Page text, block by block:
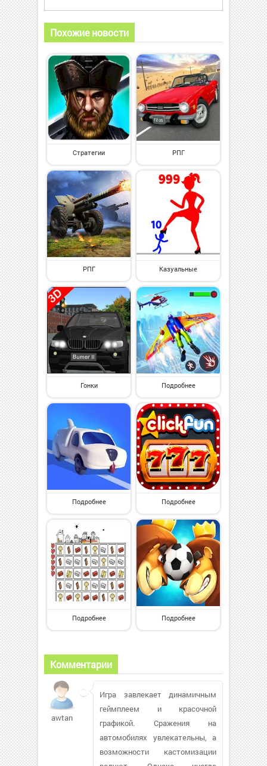
Похожие новости
Стратегии РПГ
РПГ Казуальные
Гонки Подробнее
Подробнее Подробнее
Подробнее Подробнее
Комментарии
awtan
Игра завлекает динамичным
геймплеем и красочной
графикой. Сражения на
автомобилях увлекательны, а
возможности кастомизации